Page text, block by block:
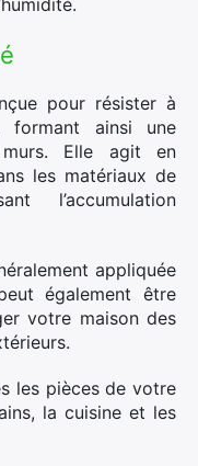
pour résister à
formant ainsi une
Elle agit en
les matériaux de
l’accumulation
appliquée
également être
votre maison des
les pièces de votre
la cuisine et les